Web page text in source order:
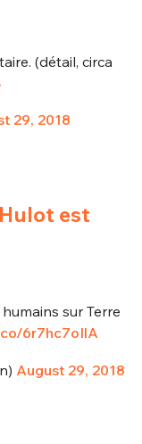
(détail, circa
29, 2018
est
sur Terre
6r7hc7oIlA
August 29, 2018